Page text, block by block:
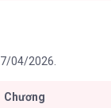
04/2026.
Chương